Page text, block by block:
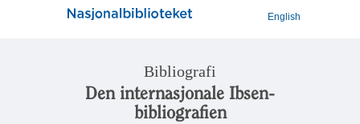
English
Bibliografi
Den internasjonale Ibsen-
bibliografien